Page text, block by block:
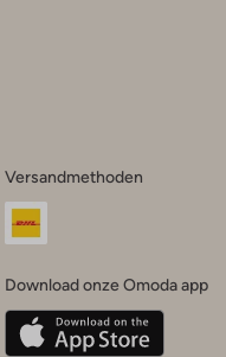
Versandmethoden
Download onze Omoda app